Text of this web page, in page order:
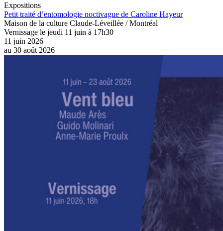
Expositions
Petit traité d’entomologie noctivague de Caroline Hayeur
Maison de la culture Claude-Léveillée / Montréal
Vernissage le jeudi 11 juin à 17h30
11 juin 2026
au 30 août 2026